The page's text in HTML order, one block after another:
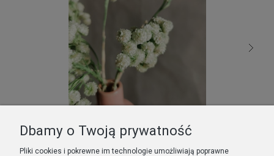
Helichrysum oliwkowe (kocanka)
34,00 zł
Dbamy o Twoją prywatność
Pliki cookies i pokrewne im technologie umożliwiają poprawne